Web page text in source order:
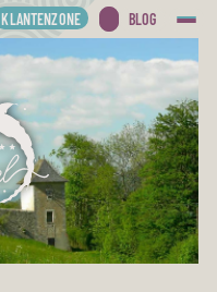
KLANTENZONE BLOG